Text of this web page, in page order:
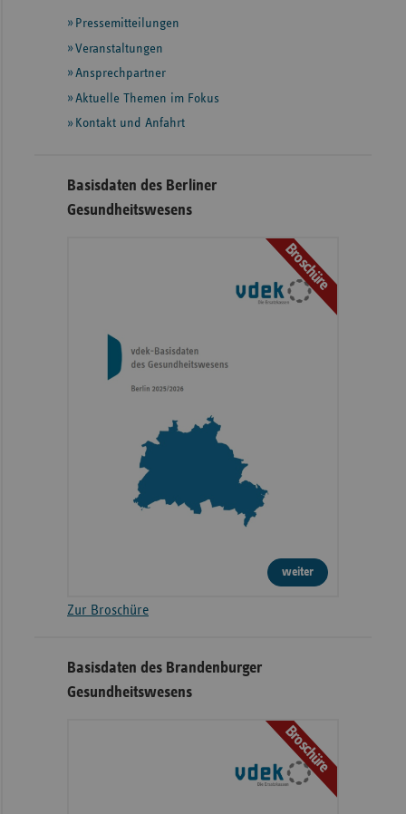
weiteren
Informationen
Pressemitteilungen
Veranstaltungen
Ansprechpartner
Aktuelle Themen im Fokus
Kontakt und Anfahrt
Basisdaten des Berliner
Gesundheitswesens
Broschüre
weiter
Zur Broschüre
Basisdaten des Brandenburger
Gesundheitswesens
Broschüre